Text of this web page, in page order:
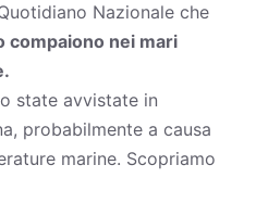
Nazionale che
compaiono nei mari
state avvistate in
probabilmente a causa
marine. Scopriamo